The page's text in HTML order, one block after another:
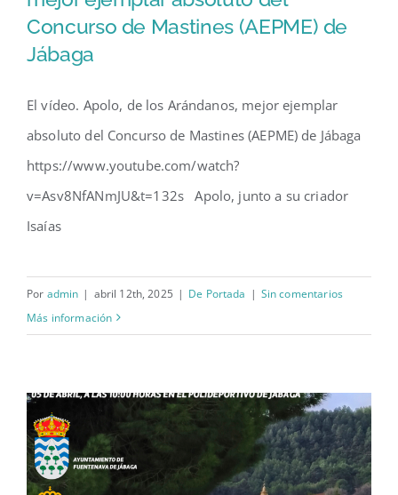
El vídeo. Apolo, de los
Arándanos, mejor ejemplar
Mastines (AEPME) de Jábaga
Concurso de Mastines (AEPME) de
Jábaga
El vídeo. Apolo, de los Arándanos, mejor ejemplar
absoluto del Concurso de Mastines (AEPME) de Jábaga
https://www.youtube.com/watch?
v=Asv8NfANmJU&t=132s Apolo, junto a su criador
Isaías
Por admin | abril 12th, 2025 | De Portada | Sin comentarios
Más información